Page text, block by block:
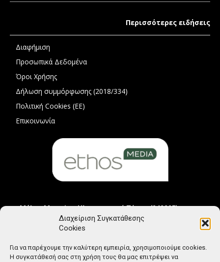
Διαχείριση Συγκατάθεσης
Cookies
Για να παρέχουμε την καλύτερη εμπειρία, χρησιμοποιούμε cookies.
Η συγκατάθεσή σας στη χρήση τους θα μας επιτρέψει να
Περισσότερες ειδήσεις
Διαφήμιση
Προσωπικά Δεδομένα
Όροι Χρήσης
Δήλωση συμμόρφωσης (2018/334)
Πολιτική Cookies (ΕΕ)
Επικοινωνία
Μέλος Μητρώου Ηλεκτρονικού Τύπου (242225)